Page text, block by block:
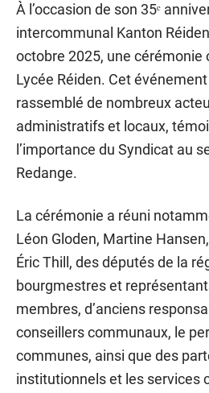
À l’occasion de son 35ᵉ
intercommunal Kanton
octobre 2025, une cérémonie
Lycée Réiden. Cet
rassemblé de nombreux
administratifs et locaux,
l’importance du Syndicat au
Redange.
La cérémonie a réuni
Léon Gloden, Martine
Éric Thill, des députés de la
bourgmestres et
membres, d’anciens
conseillers communaux, le
communes, ainsi que des
institutionnels et les services